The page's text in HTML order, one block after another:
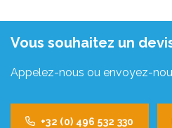
Vous souhaitez un
Appelez-nous ou envoyez-
+32 (0) 496 532 330